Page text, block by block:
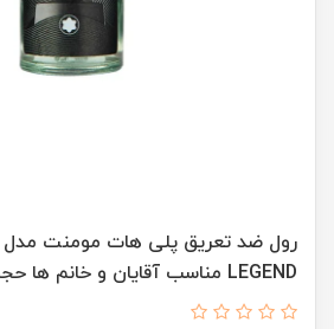
LEGEND مناسب آقایان و خانم ها حجم 50 میلی لیتر